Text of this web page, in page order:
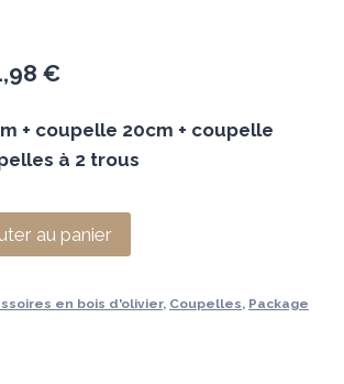
€.
€Le
actuel
64,98 €.
+ coupelle 20cm + coupelle
à 2 trous
au panier
en bois d'olivier, Coupelles, Package